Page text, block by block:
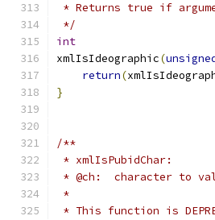
* Returns true if
*/
int
xmlIsIdeographic(
return(
}
/**
* xmlIsPubidChar:
* @ch:  character to
*
* This function is